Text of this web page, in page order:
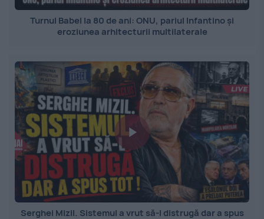
Turnul Babel la 80 de ani: ONU, pariul Infantino și
eroziunea arhitecturii multilaterale
Serghei Mizil. Sistemul a vrut să-l distrugă dar a spus